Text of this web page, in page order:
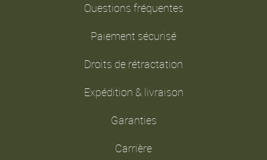
Questions fréquentes
Paiement sécurisé
Droits de rétractation
Expédition & livraison
Garanties
Carrière